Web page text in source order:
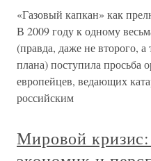
«Газовый капкан» как
В 2009 году к одному
(правда, даже не второго, а
плана) поступила просьба
европейцев, ведающих
российским
Мировой